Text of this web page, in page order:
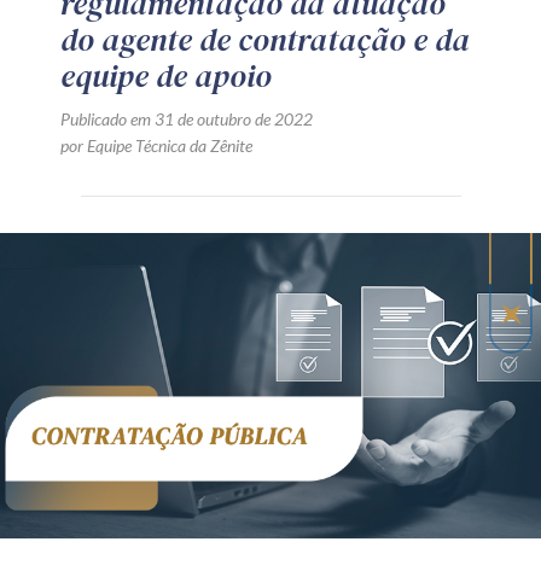
do agente de contratação e da
equipe de apoio
Publicado em 31 de outubro de 2022
por Equipe Técnica da Zênite